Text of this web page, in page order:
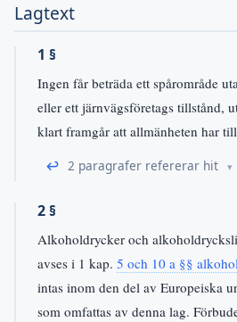
Lagtext
1 §
Ingen får beträda ett spårområde
eller ett järnvägsföretags tillstånd,
klart framgår att allmänheten har
↩ 2 paragrafer refererar hit
2 §
Alkoholdrycker och
avses i 1 kap. 5 och 10 a §§
intas inom den del av Europeiska
som omfattas av denna lag.